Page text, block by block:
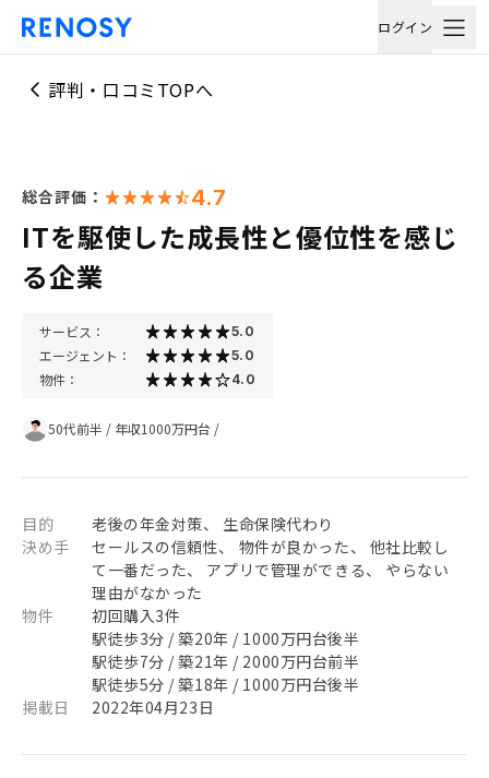
ログイン
評判・口コミTOPへ
総合評価： 4.7
ITを駆使した成長性と優位性を感じ
る企業
サービス： 5.0
エージェント： 5.0
物件： 4.0
50代前半 / 年収1000万円台 /
目的
老後の年金対策、 生命保険代わり
決め手
セールスの信頼性、 物件が良かった、 他社比較し
て一番だった、 アプリで管理ができる、 やらない
理由がなかった
物件
初回購入3件
駅徒歩3分 / 築20年 / 1000万円台後半
駅徒歩7分 / 築21年 / 2000万円台前半
駅徒歩5分 / 築18年 / 1000万円台後半
掲載日
2022年04月23日